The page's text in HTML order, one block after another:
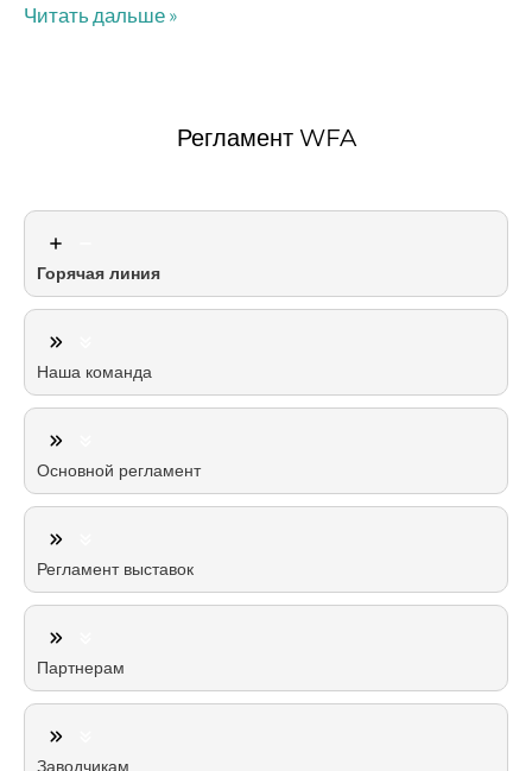
Читать дальше »
Регламент WFA
Горячая линия
Наша команда
Основной регламент
Регламент выставок
Партнерам
Заводчикам